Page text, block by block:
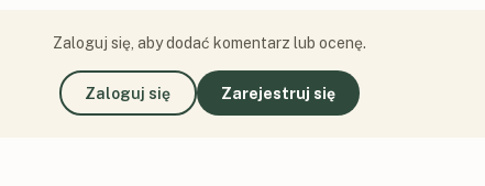
Zaloguj się, aby dodać komentarz lub ocenę.
Zaloguj się Zarejestruj się